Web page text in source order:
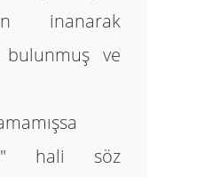
inanarak
ve
hali söz